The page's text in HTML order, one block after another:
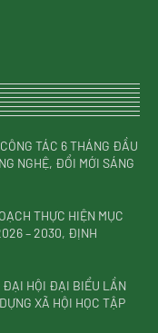
TÁC 6 THÁNG ĐẦU
NGHỆ, ĐỔI MỚI SÁNG
THỰC HIỆN MỤC
– 2030, ĐỊNH
ĐẠI HỘI ĐẠI BIỂU LẦN
XÃ HỘI HỌC TẬP